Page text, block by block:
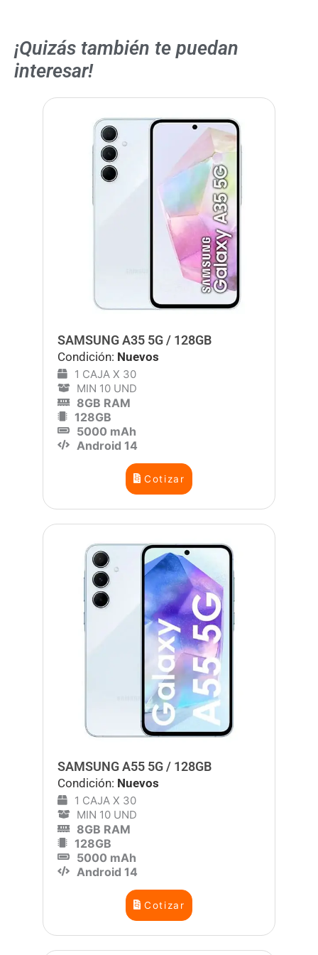
¡Quizás también te puedan
interesar!
SAMSUNG A35 5G / 128GB
Condición: Nuevos
1 CAJA X 30
MIN 10 UND
8GB RAM
128GB
5000 mAh
Android 14
Cotizar
SAMSUNG A55 5G / 128GB
Condición: Nuevos
1 CAJA X 30
MIN 10 UND
8GB RAM
128GB
5000 mAh
Android 14
Cotizar